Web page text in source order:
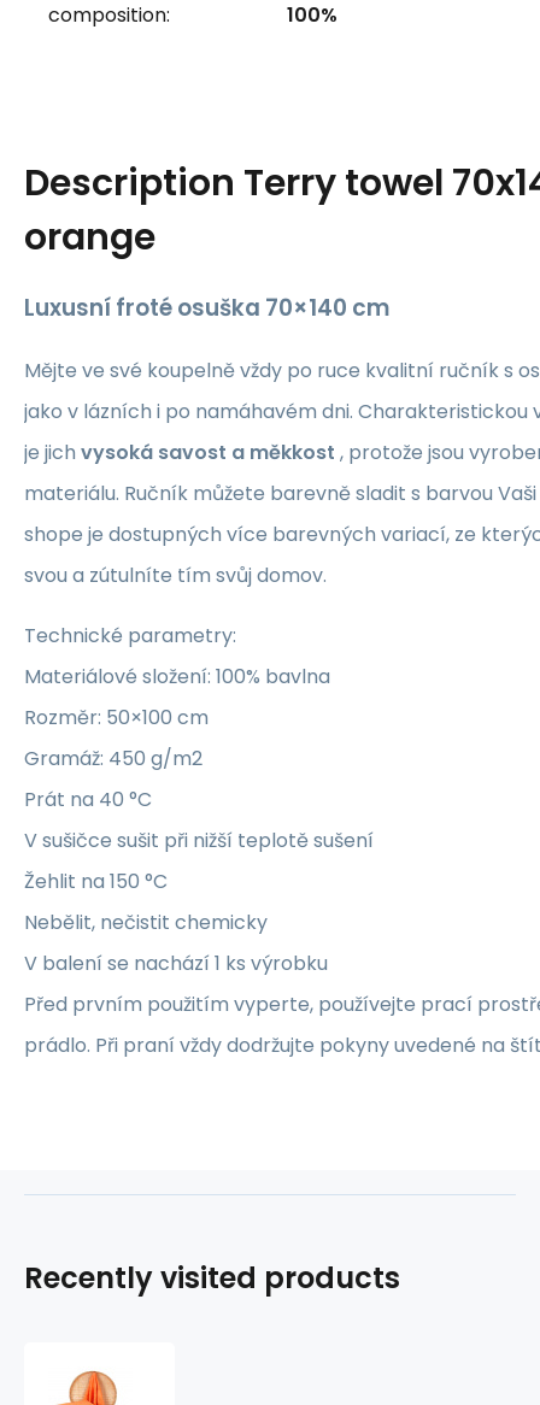
composition:
100%
Description Terry towel
orange
Luxusní froté osuška 70×140 cm
Mějte ve své koupelně vždy po ruce kvalitní ručník s
jako v lázních i po namáhavém dni.
je jich vysoká savost a měkkost , protože jsou
materiálu. Ručník můžete barevně sladit s barvou
shope je dostupných více barevných variací, ze
svou a zútulníte tím svůj domov.
Technické parametry:
Materiálové složení: 100% bavlna
Rozměr: 50×100 cm
Gramáž: 450 g/m2
Prát na 40 °C
V sušičce sušit při nižší teplotě sušení
Žehlit na 150 °C
Nebělit, nečistit chemicky
V balení se nachází 1 ks výrobku
Před prvním použitím vyperte, používejte prací
prádlo. Při praní vždy dodržujte pokyny uvedené na
Recently visited products